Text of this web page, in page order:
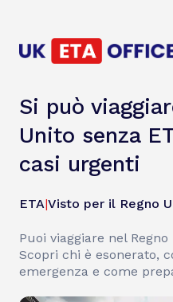
Si può
Unito senza
casi urgenti
ETA|Visto per il Regno
Puoi viaggiare nel
Scopri chi è esonerato,
emergenza e come